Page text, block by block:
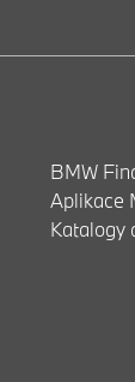
BMW
Aplikace
Katalogy